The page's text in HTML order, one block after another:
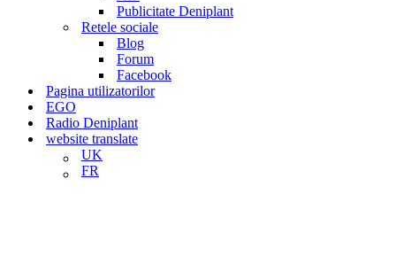
Publicitate Deniplant
Retele sociale
Blog
Forum
Facebook
Pagina utilizatorilor
EGO
Radio Deniplant
website translate
UK
FR